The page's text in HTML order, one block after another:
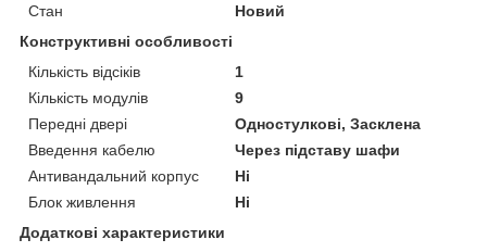
Стан
Новий
Конструктивні особливості
Кількість відсіків
1
Кількість модулів
9
Передні двері
Одностулкові, Засклена
Введення кабелю
Через підставу шафи
Антивандальний корпус
Ні
Блок живлення
Ні
Додаткові характеристики